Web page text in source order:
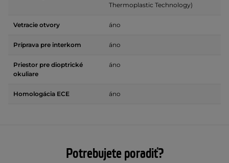
Thermoplastic Technology)
Vetracie otvory áno
Príprava pre interkom áno
Priestor pre dioptrické
okuliare
áno
Homologácia ECE áno
Potrebujete poradiť?